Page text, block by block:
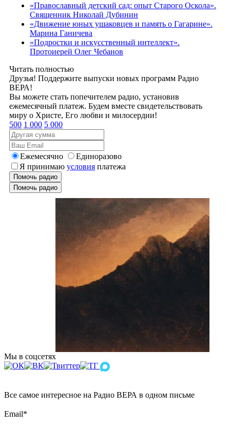
«Православный детский сад: опыт Старого Оскола».
Священник Николай Дубинин
«Движение юных ушаковцев и память о Гагарине».
Марина Ганичева
«Подростки и искусственный интеллект».
Протоиерей Олег Чебанов
Читать полностью
Друзья! Поддержите выпуски новых программ Радио
ВЕРА!
Вы можете стать попечителем радио, установив
ежемесячный платеж. Будем вместе свидетельствовать
миру о Христе, Его любви и милосердии!
500 1 000 5 000
Ежемесячно
Единоразово
Я принимаю условия платежа
Помочь радио
Помочь радио
Мы в соцсетях
Все самое интересное на Радио ВЕРА в одном письме
Email*